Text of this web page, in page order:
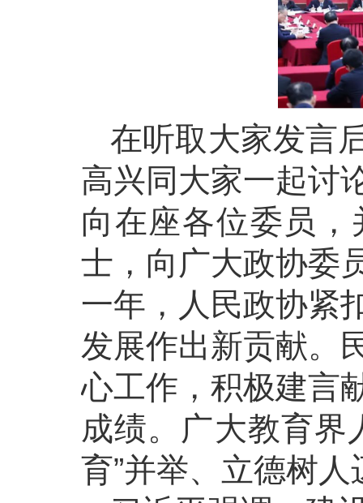
在听取大家发言
高兴同大家一起讨
向在座各位委员
士，向广大政协委
一年，人民政协紧
发展作出新贡献。
心工作，积极建言
成绩。广大教育界
育”并举、立德树